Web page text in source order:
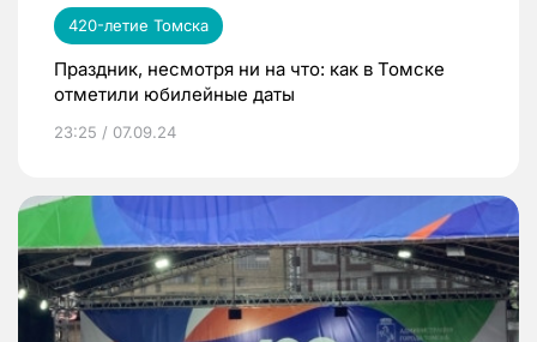
420-летие Томска
Праздник, несмотря ни на что: как в Томске
отметили юбилейные даты
23:25 / 07.09.24